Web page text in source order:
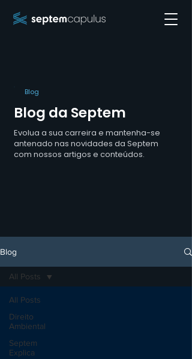
Blog
Blog da Septem
Evolua a sua carreira e mantenha-se
antenado nas novidades da Septem
com nossos artigos e conteúdos.
Blog
All Posts
Direito
Ambiental
Septem
Explica
All Posts